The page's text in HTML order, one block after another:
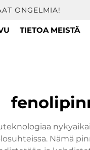
ONGELMIA!
TIETOA MEISTÄ
Nämä